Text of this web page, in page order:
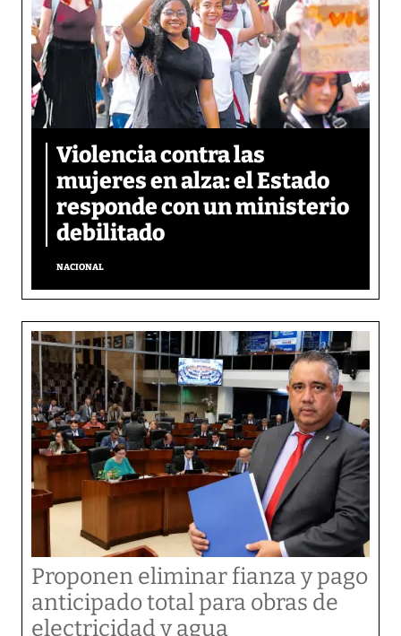
Violencia contra las
mujeres en alza: el Estado
responde con un ministerio
debilitado
NACIONAL
Proponen eliminar fianza y pago
anticipado total para obras de
electricidad y agua